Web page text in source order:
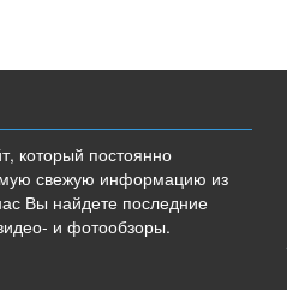
который постоянно
свежую информацию из
Вы найдете последние
и фотообзоры.